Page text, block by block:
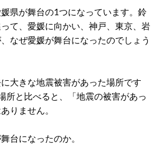
県が舞台の1つになっています。鈴
て、愛媛に向かい、神戸、東京、岩
なぜ愛媛が舞台になったのでしょう
大きな地震被害があった場所です
所と比べると、「地震の被害があっ
りません。
台になったのか。